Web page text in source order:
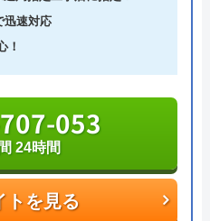
までの費用は発生しませ
けで非常にスピーディな
件以上もの相談実績を持
づく高い技術力で高品質
ます。
迅速対応
！
トを見る
053
24時間